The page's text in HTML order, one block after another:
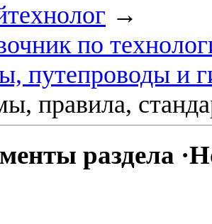
→
по
путепроводы и
правила,
раздела